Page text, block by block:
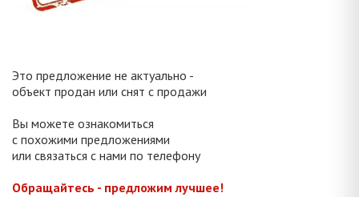
Это предложение не актуально -
объект продан или снят с продажи
Вы можете ознакомиться
с похожими предложениями
или связаться с нами по телефону
Обращайтесь - предложим лучшее!